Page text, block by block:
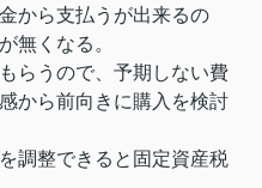
から支払うが出来るの
無くなる。
らうので、予期しない費
から前向きに購入を検討
調整できると固定資産税